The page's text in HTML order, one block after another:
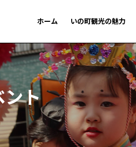
ホーム いの町観光の魅力
ント